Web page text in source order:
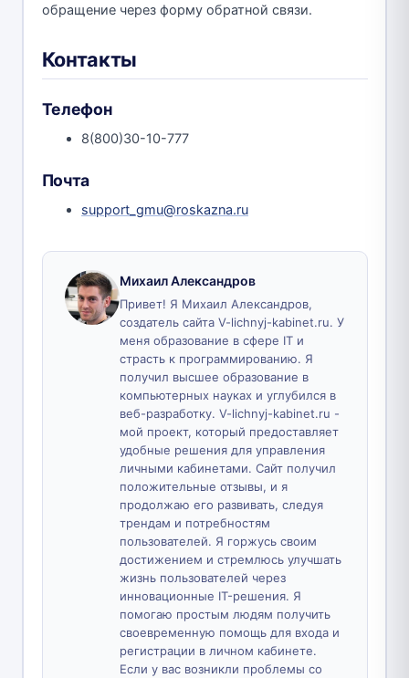
обращение через форму обратной связи.
Контакты
Телефон
8(800)30-10-777
Почта
support_gmu@roskazna.ru
Михаил Александров
Привет! Я Михаил Александров,
создатель сайта V-lichnyj-kabinet.ru. У
меня образование в сфере IT и
страсть к программированию. Я
получил высшее образование в
компьютерных науках и углубился в
веб-разработку. V-lichnyj-kabinet.ru -
мой проект, который предоставляет
удобные решения для управления
личными кабинетами. Сайт получил
положительные отзывы, и я
продолжаю его развивать, следуя
трендам и потребностям
пользователей. Я горжусь своим
достижением и стремлюсь улучшать
жизнь пользователей через
инновационные IT-решения. Я
помогаю простым людям получить
своевременную помощь для входа и
регистрации в личном кабинете.
Если у вас возникли проблемы со